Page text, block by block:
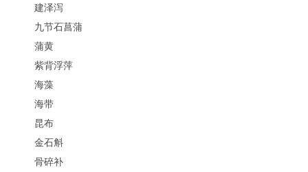
建泽泻
九节石菖蒲
蒲黄
紫背浮萍
海藻
海带
昆布
金石斛
骨碎补